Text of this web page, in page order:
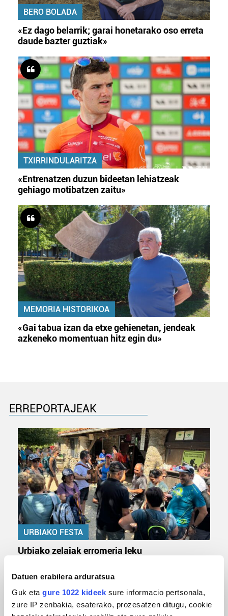
Datuen erabilera arduratsua
Guk eta gure 1022 kideek sure informacio pertsonala,
zure IP zenbakia, esaterako, prozesatzen ditugu, cookie
BERO BOLADA
«Ez dago belarrik; garai honetarako oso erreta
daude bazter guztiak»
TXIRRINDULARITZA
«Entrenatzen duzun bideetan lehiatzeak
gehiago motibatzen zaitu»
MEMORIA HISTORIKOA
«Gai tabua izan da etxe gehienetan, jendeak
azkeneko momentuan hitz egin du»
ERREPORTAJEAK
URBIAKO FESTA
Urbiako zelaiak erromeria leku